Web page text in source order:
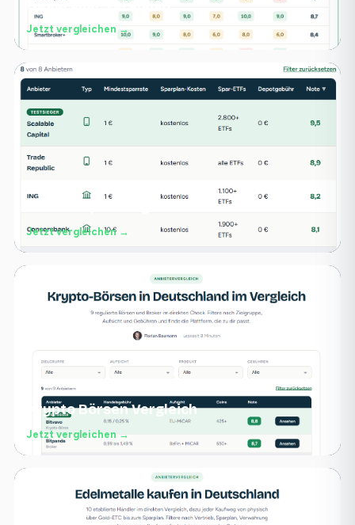
Neobroker Vergleich
Jetzt vergleichen →
Jetzt vergleichen →
Krypto Börsen Vergleich
Jetzt vergleichen →